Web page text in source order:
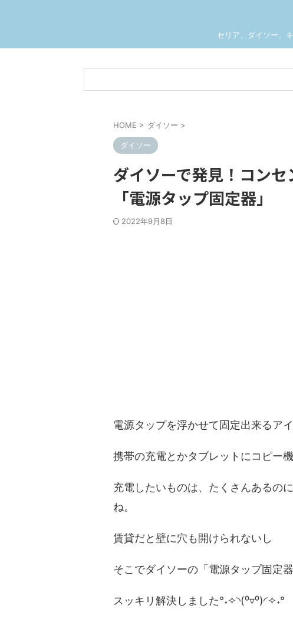
セリア、ダイソー、
HOME > ダイソー >
ダイソー
ダイソーで発見！コン
「電源タップ固定器」
2022年9月8日
電源タップを浮かせて固定出来るア
携帯の充電とかタブレットにコピー機
充電したいものは、たくさんあるの
ね。
賃貸だと壁に穴も開けられないし
そこでダイソーの「電源タップ固定
スッキリ解決しました°˖✧◝(⁰▿⁰)◜✧˖°